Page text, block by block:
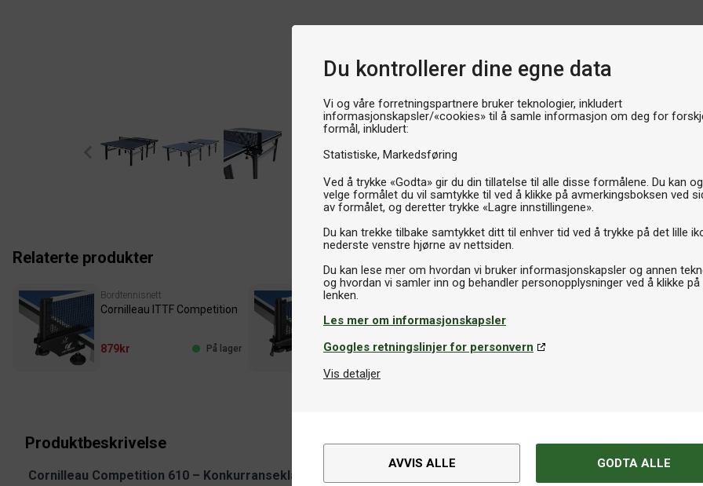
Du kontrollerer dine egne data
Vi og våre forretningspartnere bruker teknologier, inkludert
informasjonskapsler/«cookies» til å samle informasjon om deg for
formål, inkludert:
Statistiske Markedsføring
Ved å trykke «Godta» gir du din tillatelse til alle disse formålene. Du kan
velge formålet du vil samtykke til ved å klikke på avmerkingsboksen ved
av formålet, og deretter trykke «Lagre innstillingene».
Du kan trekke tilbake samtykket ditt til enhver tid ved å trykke på det lille
nederste venstre hjørne av nettsiden.
Du kan lese mer om hvordan vi bruker informasjonskapsler og annen
og hvordan vi samler inn og behandler personopplysninger ved å klikke på
Les mer om informasjonskapsler
Googles retningslinjer for personvern
Vis detaljer
AVVIS ALLE GODTA ALLE
Relaterte produkter
Bordtennisnett
Cornilleau ITTF Competition
879kr På lager
Bordtennisnett
890kr På lager
Produktbeskrivelse
Cornilleau Competition 610 – Konkurranseklassifisert bordtennisbord med
Spesifikasjoner